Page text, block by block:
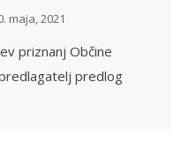
maja, 2021
priznanj Občine
predlog